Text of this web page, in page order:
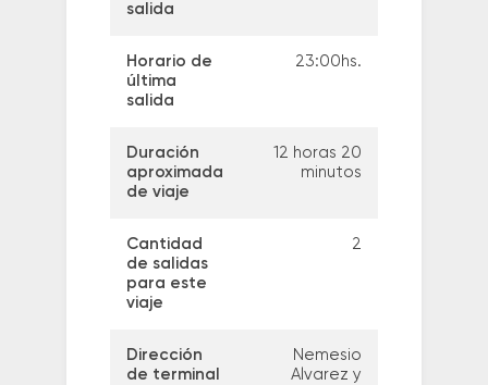
salida
Horario de
última
salida
23:00hs.
Duración
aproximada
de viaje
12 horas 20
minutos
Cantidad
de salidas
para este
viaje
2
Dirección
de terminal
Nemesio
Alvarez y